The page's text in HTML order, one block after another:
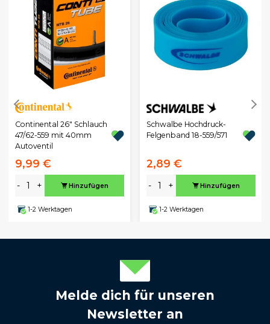
Continental 26" Schlauch
47/62-559 mit 40mm
Autoventil
9,99 €
- + Hinzufügen
1-2 Werktagen
Schwalbe Hochdruck-
Felgenband 18-559/571
2,89 €
- + Hinzufügen
1-2 Werktagen
Melde dich für unseren
Newsletter an